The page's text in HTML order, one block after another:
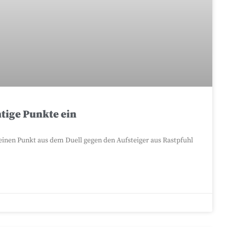
Punkte ein
Punkt aus dem Duell gegen den Aufsteiger aus Rastpfuhl